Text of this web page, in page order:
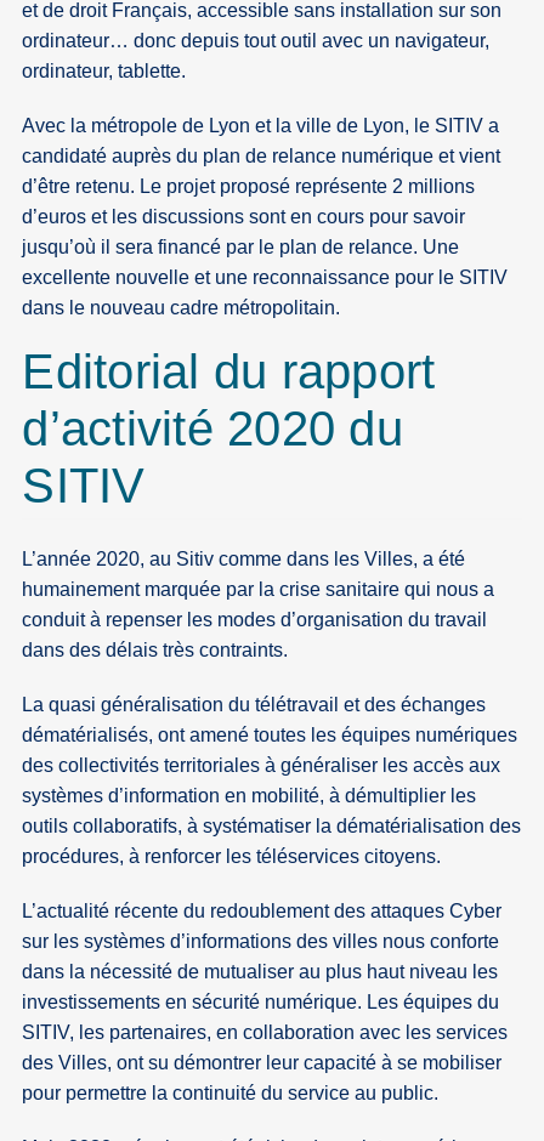
et de droit Français, accessible sans installation sur son
ordinateur… donc depuis tout outil avec un navigateur,
ordinateur, tablette.
Avec la métropole de Lyon et la ville de Lyon, le SITIV a
candidaté auprès du plan de relance numérique et vient
d’être retenu. Le projet proposé représente 2 millions
d’euros et les discussions sont en cours pour savoir
jusqu’où il sera financé par le plan de relance. Une
excellente nouvelle et une reconnaissance pour le SITIV
dans le nouveau cadre métropolitain.
Editorial du rapport
d’activité 2020 du
SITIV
L’année 2020, au Sitiv comme dans les Villes, a été
humainement marquée par la crise sanitaire qui nous a
conduit à repenser les modes d’organisation du travail
dans des délais très contraints.
La quasi généralisation du télétravail et des échanges
dématérialisés, ont amené toutes les équipes numériques
des collectivités territoriales à généraliser les accès aux
systèmes d’information en mobilité, à démultiplier les
outils collaboratifs, à systématiser la dématérialisation des
procédures, à renforcer les téléservices citoyens.
L’actualité récente du redoublement des attaques Cyber
sur les systèmes d’informations des villes nous conforte
dans la nécessité de mutualiser au plus haut niveau les
investissements en sécurité numérique. Les équipes du
SITIV, les partenaires, en collaboration avec les services
des Villes, ont su démontrer leur capacité à se mobiliser
pour permettre la continuité du service au public.